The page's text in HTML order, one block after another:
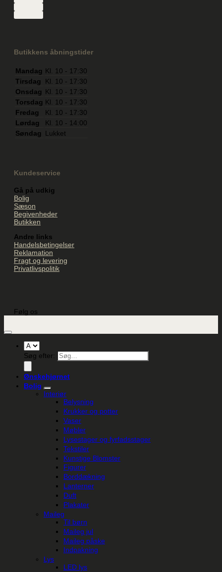
Butikkens åbningstider
Mandag Kl. 10 - 17:30
Tirsdag
Kl. 10 - 17:30
Onsdag Kl. 10 - 17:30
Torsdag Kl. 10 - 17:30
Fredag
Kl. 10 - 17:30
Lørdag
Kl. 10 - 14:00
Søndag
Lukket
Kundeservice
Gå på udkig
Bolig
Sæson
Begivenheder
Butikken
Andre links
Handelsbetingelser
Reklamation
Fragt og levering
Privatlivspolitik
Følg os
Søg efter:
Ønskehjørnet
Bolig
Interiør
Belysning
Krukker og potter
Vaser
Møbler
Lysestager og fyrfadsstager
Tekstiler
Kunstige Blomster
Figurer
Borddækning
Lanterner
Duft
Plakater
Maileg
Til børn
Maileg jul
Maileg påske
Indpakning
Lys
LED lys